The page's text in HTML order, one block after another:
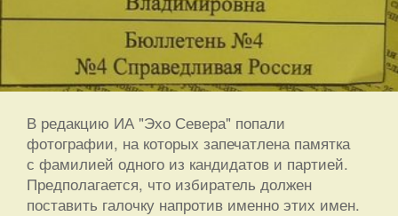
В редакцию ИА "Эхо Севера" попали
фотографии, на которых запечатлена памятка
с фамилией одного из кандидатов и партией.
Предполагается, что избиратель должен
поставить галочку напротив именно этих имен.